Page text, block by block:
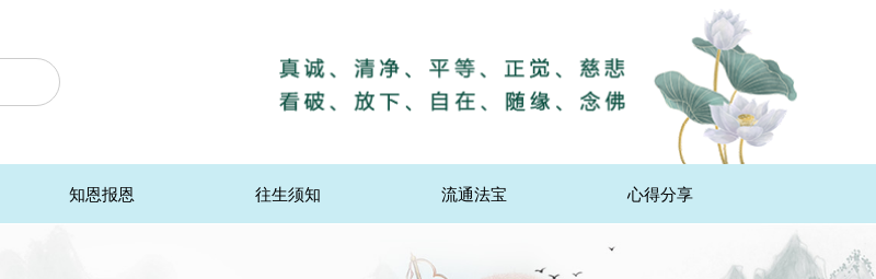
知恩报恩 往生须知 流通法宝 心得分享